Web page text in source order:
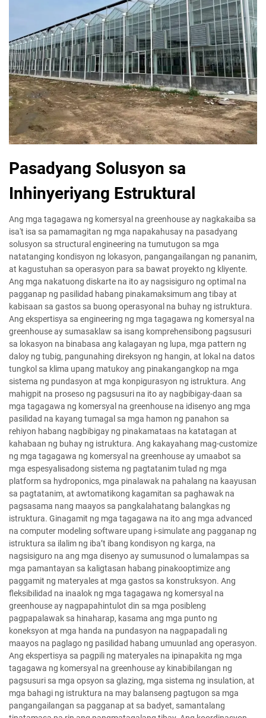
Pasadyang Solusyon sa
Inhinyeriyang Estruktural
Ang mga tagagawa ng komersyal na greenhouse ay nagkakaiba sa
isa't isa sa pamamagitan ng mga napakahusay na pasadyang
solusyon sa structural engineering na tumutugon sa mga
natatanging kondisyon ng lokasyon, pangangailangan ng pananim,
at kagustuhan sa operasyon para sa bawat proyekto ng kliyente.
Ang mga nakatuong diskarte na ito ay nagsisiguro ng optimal na
pagganap ng pasilidad habang pinakamaksimum ang tibay at
kabisaan sa gastos sa buong operasyonal na buhay ng istruktura.
Ang ekspertisya sa engineering ng mga tagagawa ng komersyal na
greenhouse ay sumasaklaw sa isang komprehensibong pagsusuri
sa lokasyon na binabasa ang kalagayan ng lupa, mga pattern ng
daloy ng tubig, pangunahing direksyon ng hangin, at lokal na datos
tungkol sa klima upang matukoy ang pinakangangkop na mga
sistema ng pundasyon at mga konpigurasyon ng istruktura. Ang
mahigpit na proseso ng pagsusuri na ito ay nagbibigay-daan sa
mga tagagawa ng komersyal na greenhouse na idisenyo ang mga
pasilidad na kayang tumagal sa mga hamon ng panahon sa
rehiyon habang nagbibigay ng pinakamataas na katatagan at
kahabaan ng buhay ng istruktura. Ang kakayahang mag-customize
ng mga tagagawa ng komersyal na greenhouse ay umaabot sa
mga espesyalisadong sistema ng pagtatanim tulad ng mga
platform sa hydroponics, mga pinalawak na pahalang na kaayusan
sa pagtatanim, at awtomatikong kagamitan sa paghawak na
pagsasama nang maayos sa pangkalahatang balangkas ng
istruktura. Ginagamit ng mga tagagawa na ito ang mga advanced
na computer modeling software upang i-simulate ang pagganap ng
istruktura sa ilalim ng iba’t ibang kondisyon ng karga, na
nagsisiguro na ang mga disenyo ay sumusunod o lumalampas sa
mga pamantayan sa kaligtasan habang pinakooptimize ang
paggamit ng materyales at mga gastos sa konstruksyon. Ang
fleksibilidad na inaalok ng mga tagagawa ng komersyal na
greenhouse ay nagpapahintulot din sa mga posibleng
pagpapalawak sa hinaharap, kasama ang mga punto ng
koneksyon at mga handa na pundasyon na nagpapadali ng
maayos na paglago ng pasilidad habang umuunlad ang operasyon.
Ang ekspertisya sa pagpili ng materyales na ipinapakita ng mga
tagagawa ng komersyal na greenhouse ay kinabibilangan ng
pagsusuri sa mga opsyon sa glazing, mga sistema ng insulation, at
mga bahagi ng istruktura na may balanseng pagtugon sa mga
pangangailangan sa pagganap at sa badyet, samantalang